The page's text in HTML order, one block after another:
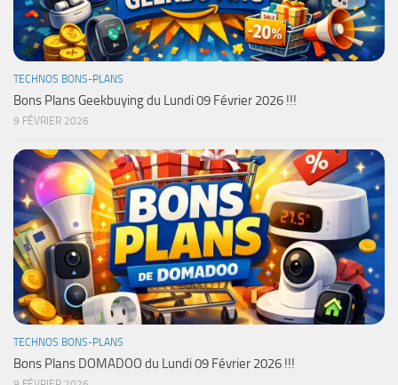
TECHNOS BONS-PLANS
Bons Plans Geekbuying du Lundi 09 Février 2026 !!!
9 FÉVRIER 2026
TECHNOS BONS-PLANS
Bons Plans DOMADOO du Lundi 09 Février 2026 !!!